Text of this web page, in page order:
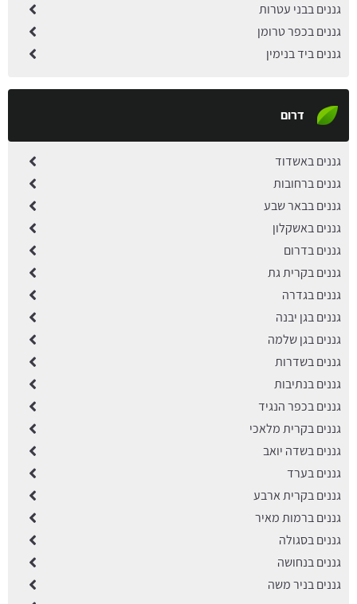
גננים בבני עטרות
גננים בכפר טרומן
גננים ביד בנימין
דרום
גננים באשדוד
גננים ברחובות
גננים בבאר שבע
גננים באשקלון
גננים בדרום
גננים בקרית גת
גננים בגדרה
גננים בגן יבנה
גננים בגן שלמה
גננים בשדרות
גננים בנתיבות
גננים בכפר הנגיד
גננים בקרית מלאכי
גננים בשדה יואב
גננים בערד
גננים בקרית ארבע
גננים ברמות מאיר
גננים בסגולה
גננים בנחושה
גננים בניר משה